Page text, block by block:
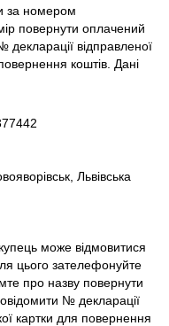
за номером
повернути оплачений
відправленої
коштів. Дані
Львівська
може відмовитися
цього зателефонуйте
про назву повернути
№ декларації
картки для повернення